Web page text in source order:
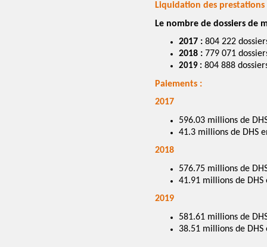
Liquidation des prestations
Le nombre de dossiers de
2017 : 804 222
2018 : 779 071
2019 : 804 888
Paiements :
2017
596.03 millions de
41.3 millions de DHS
2018
576.75 millions de
41.91 millions de
2019
581.61 millions de
38.51 millions de